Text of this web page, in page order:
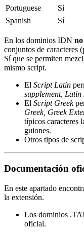
Portuguese Sí
Spanish Sí
En los dominios IDN
conjuntos de
Sí que se permiten
mismo script.
El Script Latin
supplement, Latin
El Script Greek
Greek, Greek
típicos caracteres
guiones.
Otros tipos de
Documentación
En este apartado
la extensión.
Los dominios
oficial.